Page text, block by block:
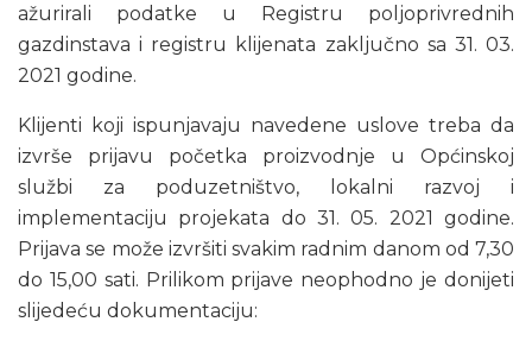
ažurirali podatke u Registru poljoprivrednih
gazdinstava i registru klijenata zaključno sa 31. 03.
2021 godine.
Klijenti koji ispunjavaju navedene uslove treba da
izvrše prijavu početka proizvodnje u Općinskoj
službi za poduzetništvo, lokalni razvoj i
implementaciju projekata do 31. 05. 2021 godine.
Prijava se može izvršiti svakim radnim danom od 7,30
do 15,00 sati. Prilikom prijave neophodno je donijeti
slijedeću dokumentaciju: